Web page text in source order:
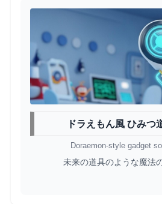
ドラえもん風 ひみつ
Doraemon-style gadget
未来の道具のような魔法